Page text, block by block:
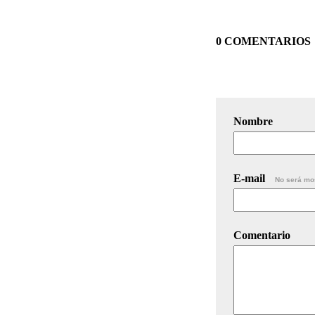
0 COMENTARIOS
Nombre
E-mail No será
Comentario